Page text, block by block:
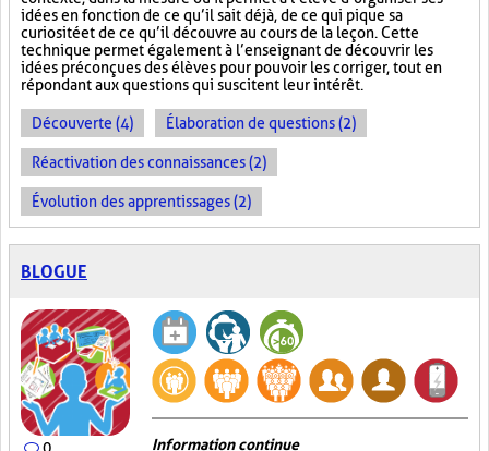
idées en fonction de ce qu’il sait déjà, de ce qui pique sa
curiosité et de ce qu’il découvre au cours de la leçon. Cette
technique permet également à l’enseignant de découvrir les
idées préconçues des élèves pour pouvoir les corriger, tout en
répondant aux questions qui suscitent leur intérêt.
Découverte (4) Élaboration de questions (2)
Réactivation des connaissances (2)
Évolution des apprentissages (2)
BLOGUE
0 Information continue